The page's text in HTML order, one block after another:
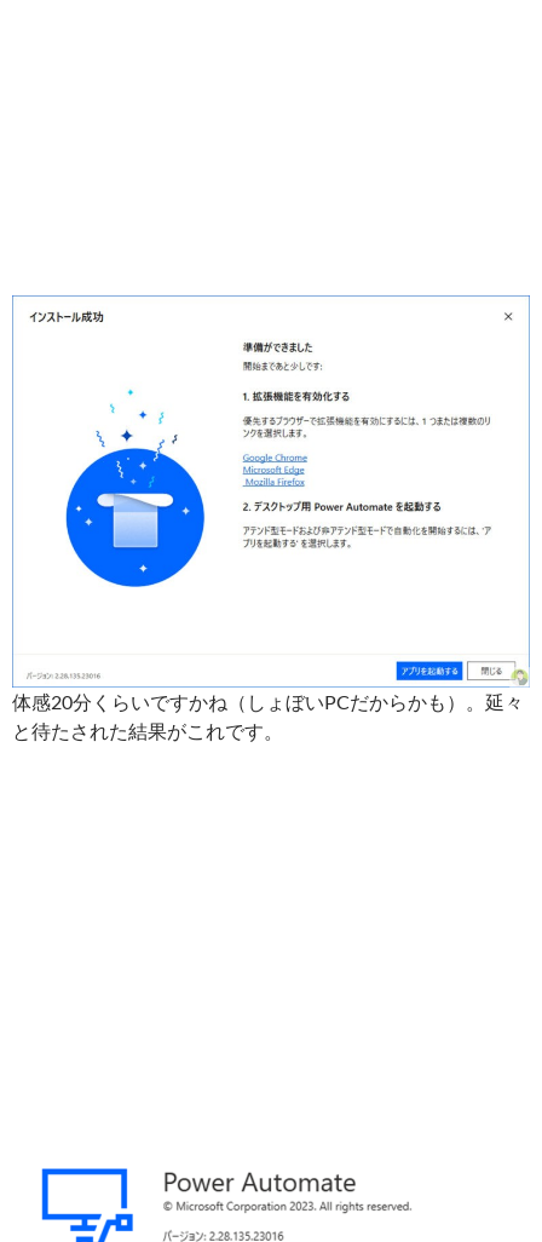
体感20分くらいですかね（しょぼいPCだからかも）。延々
と待たされた結果がこれです。